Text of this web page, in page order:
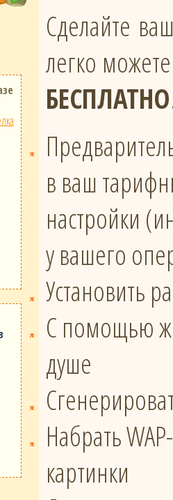
Сделайте
легко
БЕСПЛАТНО
в ваш
настройки
у вашего
Установить
С помощью
душе
Набрать
картинки